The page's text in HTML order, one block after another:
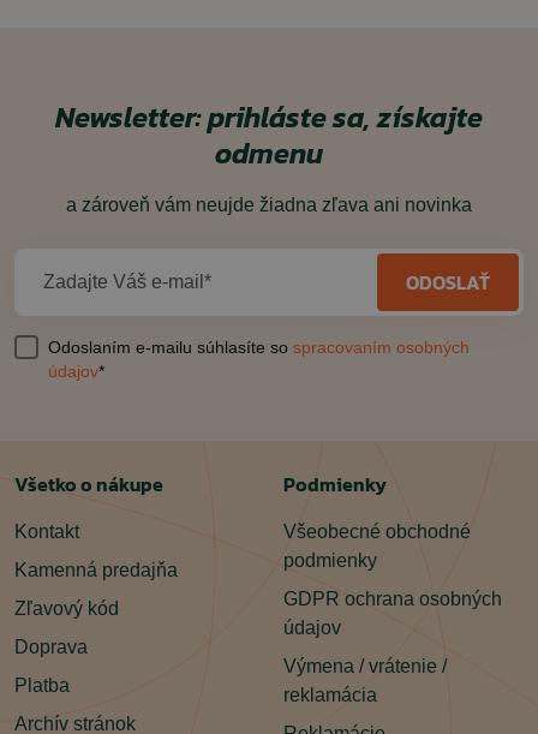
Newsletter: prihláste sa, získajte
odmenu
a zároveň vám neujde žiadna zľava ani novinka
Zadajte Váš e-mail* ODOSLAŤ
Odoslaním e-mailu súhlasíte so spracovaním osobných
údajov*
Všetko o nákupe
Kontakt
Kamenná predajňa
Zľavový kód
Doprava
Platba
Archív stránok
Podmienky
Všeobecné obchodné
podmienky
GDPR ochrana osobných
údajov
Výmena / vrátenie /
reklamácia